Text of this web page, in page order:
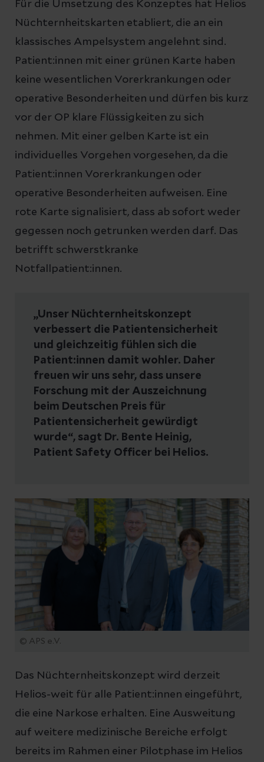
Für die Umsetzung des Konzeptes hat Helios
Nüchternheitskarten etabliert, die an ein
klassisches Ampelsystem angelehnt sind.
Patient:innen mit einer grünen Karte haben
keine wesentlichen Vorerkrankungen oder
operative Besonderheiten und dürfen bis kurz
vor der OP klare Flüssigkeiten zu sich
nehmen. Mit einer gelben Karte ist ein
individuelles Vorgehen vorgesehen, da die
Patient:innen Vorerkrankungen oder
operative Besonderheiten aufweisen. Eine
rote Karte signalisiert, dass ab sofort weder
gegessen noch getrunken werden darf. Das
betrifft schwerstkranke
Notfallpatient:innen.
„Unser Nüchternheitskonzept
verbessert die Patientensicherheit
und gleichzeitig fühlen sich die
Patient:innen damit wohler. Daher
freuen wir uns sehr, dass unsere
Forschung mit der Auszeichnung
beim Deutschen Preis für
Patientensicherheit gewürdigt
wurde“, sagt Dr. Bente Heinig,
Patient Safety Officer bei Helios.
© APS e.V.
Das Nüchternheitskonzept wird derzeit
Helios-weit für alle Patient:innen eingeführt,
die eine Narkose erhalten. Eine Ausweitung
auf weitere medizinische Bereiche erfolgt
bereits im Rahmen einer Pilotphase im Helios